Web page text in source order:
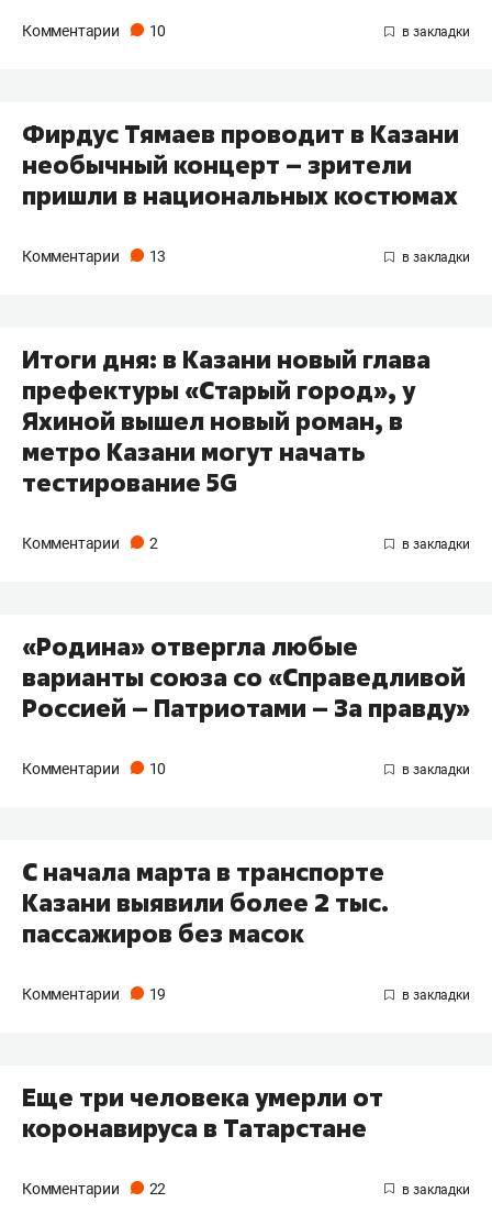
Комментарии 10
​Фирдус Тямаев проводит в Казани
необычный концерт – зрители
пришли в национальных костюмах
Комментарии 13
Итоги дня: в Казани новый глава
префектуры «Старый город», у
Яхиной вышел новый роман, в
метро Казани могут начать​
тестирование 5G
Комментарии 2
​«Родина» отвергла любые
варианты союза со «Справедливой
Россией – Патриотами – За правду»
Комментарии 10
С начала марта в транспорте
Казани выявили более 2 тыс.
пассажиров без масок
Комментарии 19
Еще три человека умерли от
коронавируса в Татарстане
Комментарии 22